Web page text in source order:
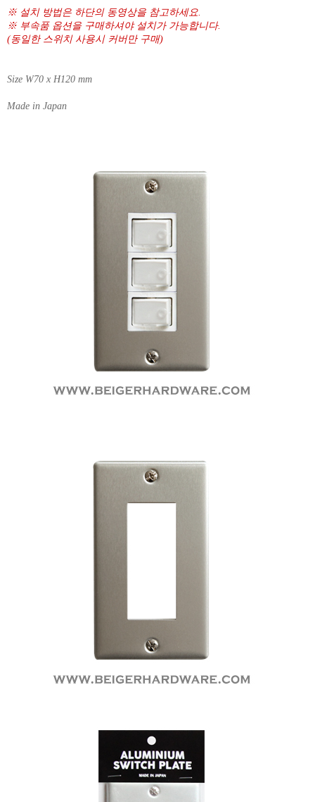
※ 설치 방법은 하단의 동영상을 참고하세요.
※ 부속품 옵션을 구매하셔야 설치가 가능합니다.
(동일한 스위치 사용시 커버만 구매)
Size W70 x H120 mm
Made in Japan